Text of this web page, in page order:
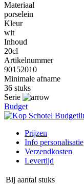
Materiaal
porselein
Kleur
wit
Inhoud
20cl
Artikelnummer
90152010
Minimale afname
36 stuks
Serie
Budget
Prijzen
Info personalisatie
Verzendkosten
Levertijd
Bij aantal stuks